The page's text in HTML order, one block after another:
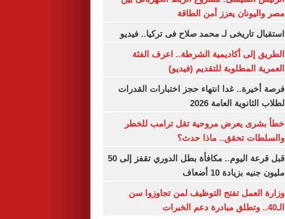
مصر واليونان يعزز أمن الطاقة
استقبال تاريخى لـ محمد صلاح فى تركيا.. فيديو
الطريق إلى أكاديمية الشرطة.. اعرف الفئة
العمرية المطلوبة للتقديم (فيديو)
فرصة أخيرة.. غدا انتهاء حجز اختبارات القدرات
لطلاب الثانوية العامة 2026
خطأ بشرى يعرض مروحية تقل ترامب للخطر
والسلطات تحقق.. ماذا حدث؟
قبل قرعة اليوم.. مكافأة بطل الدوري تقفز إلى 50
مليون جنيه بزيادة 10 أضعاف
وزارة العمل تفتح التوظيف لمن تجاوزوا سن
الـ40.. وتطلق مبادرة دعم الخبرات